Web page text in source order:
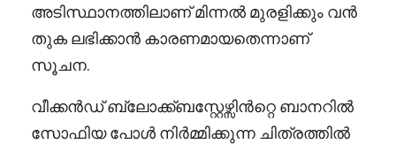
അടിസ്ഥാനത്തിലാണ് മിന്നൽ മുരളിക്കും വൻ
തുക ലഭിക്കാൻ കാരണമായതെന്നാണ്
സൂചന.
വീക്കൻഡ് ബ്ലോക്ക്ബസ്റ്റേഴ്സിൻറ്റെ ബാനറിൽ
സോഫിയ പോൾ നിർമ്മിക്കുന്ന ചിത്രത്തിൽ